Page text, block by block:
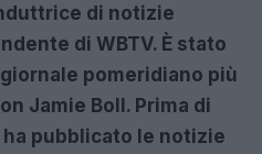
di notizie
di WBTV. È stato
pomeridiano più
Jamie Boll. Prima di
ha pubblicato le notizie